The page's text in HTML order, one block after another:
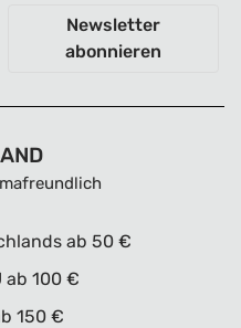
Newsletter
abonnieren
ab 50 €
ab 100 €
150 €